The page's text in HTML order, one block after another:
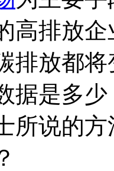
高排放
排放都
据是多
所说的